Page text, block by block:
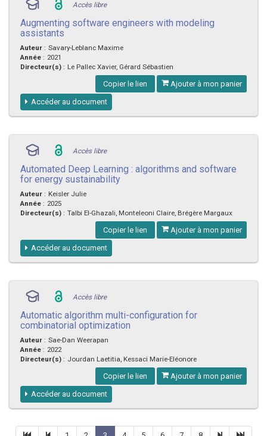
Accès libre
Augmenting software engineers with modeling
assistants
Auteur : Savary-Leblanc Maxime
Année : 2021
Directeur(s) : Le Pallec Xavier, Gérard Sébastien
Copier le lien Ajouter à mon panier
Accéder au document
Accès libre
Automated Deep Learning : algorithms and software
for energy sustainability
Auteur : Keisler Julie
Année : 2025
Directeur(s) : Talbi El-Ghazali, Monteleoni Claire, Brégère Margaux
Copier le lien Ajouter à mon panier
Accéder au document
Accès libre
Automatic algorithm multi-configuration for
combinatorial optimization
Auteur : Sae-Dan Weerapan
Année : 2022
Directeur(s) : Jourdan Laetitia, Kessaci Marie-Eléonore
Copier le lien Ajouter à mon panier
Accéder au document